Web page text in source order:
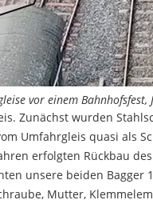
vor einem Bahnhofsfest,
Zunächst wurden
Umfahrgleis quasi als
erfolgten Rückbau
unsere beiden
Mutter,